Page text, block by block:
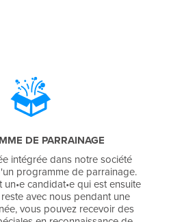
DE PARRAINAGE
intégrée dans notre société
programme de parrainage.
candidat•e qui est ensuite
avec nous pendant une
vous pouvez recevoir des